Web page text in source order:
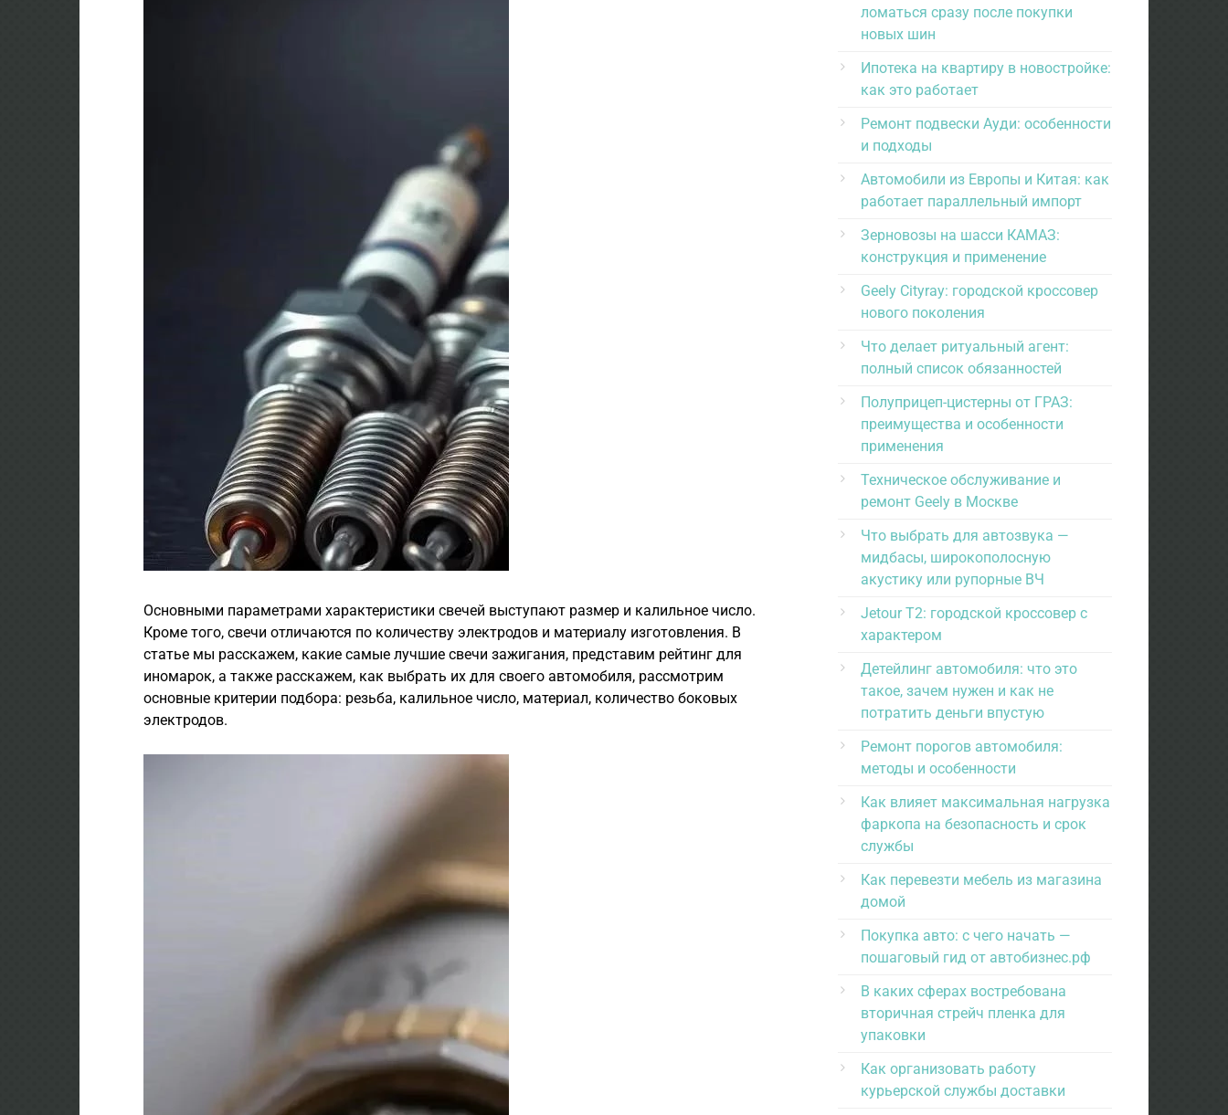
Основными параметрами характеристики свечей выступают размер и калильное число.
Кроме того, свечи отличаются по количеству электродов и материалу изготовления. В
статье мы расскажем, какие самые лучшие свечи зажигания, представим рейтинг для
иномарок, а также расскажем, как выбрать их для своего автомобиля, рассмотрим
основные критерии подбора: резьба, калильное число, материал, количество боковых
электродов.
ломаться сразу после покупки
новых шин
Ипотека на квартиру в новостройке:
как это работает
Ремонт подвески Ауди: особенности
и подходы
Автомобили из Европы и Китая: как
работает параллельный импорт
Зерновозы на шасси КАМАЗ:
конструкция и применение
Geely Cityray: городской кроссовер
нового поколения
Что делает ритуальный агент:
полный список обязанностей
Полуприцеп-цистерны от ГРАЗ:
преимущества и особенности
применения
Техническое обслуживание и
ремонт Geely в Москве
Что выбрать для автозвука —
мидбасы, широкополосную
акустику или рупорные ВЧ
Jetour T2: городской кроссовер с
характером
Детейлинг автомобиля: что это
такое, зачем нужен и как не
потратить деньги впустую
Ремонт порогов автомобиля:
методы и особенности
Как влияет максимальная нагрузка
фаркопа на безопасность и срок
службы
Как перевезти мебель из магазина
домой
Покупка авто: с чего начать —
пошаговый гид от автобизнес.рф
В каких сферах востребована
вторичная стрейч пленка для
упаковки
Как организовать работу
курьерской службы доставки